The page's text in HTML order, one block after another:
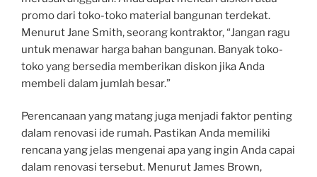
promo dari toko-toko material bangunan terdekat.
Menurut Jane Smith, seorang kontraktor, “Jangan ragu
untuk menawar harga bahan bangunan. Banyak toko-
toko yang bersedia memberikan diskon jika Anda
membeli dalam jumlah besar.”
Perencanaan yang matang juga menjadi faktor penting
dalam renovasi ide rumah. Pastikan Anda memiliki
rencana yang jelas mengenai apa yang ingin Anda capai
dalam renovasi tersebut. Menurut James Brown,